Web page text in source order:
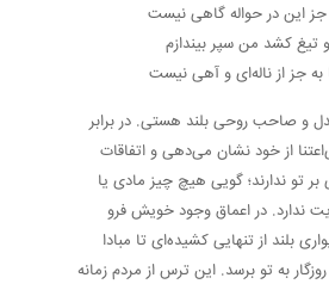
جز این در حواله گاهی نیست
تیغ کشد من سپر بیندازم
به جز از ناله‌ای و آهی نیست
و صاحب روحی بلند هستی. در برابر
از خود نشان می‌دهی و اتفاقات
بر تو ندارند؛ گویی هیچ چیز مادی یا
ندارد. در اعماق وجود خویش فرو
بلند از تنهایی کشیده‌ای تا مبادا
به تو برسد. این ترس از مردم زمانه